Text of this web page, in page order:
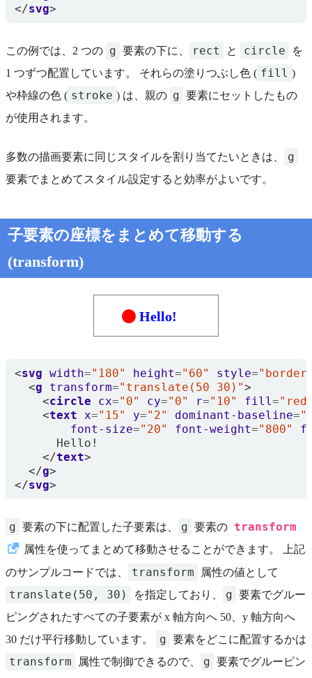
</svg>
この例では、2 つの g 要素の下に、 rect と circle
を
1 つずつ配置しています。 それらの塗りつぶし色 ( fill )
や枠線の色 ( stroke ) は、親の g 要素にセットしたもの
が使用されます。
多数の描画要素に同じスタイルを割り当てたいときは、 g
要素でまとめてスタイル設定すると効率がよいです。
子要素の座標をまとめて移動する
(transform)
Hello!
<svg width="180" height="60" style=
<g transform="translate(50 30)">
<circle cx="0" cy="0" r="10" fill =
<text x="15" y="2" dominant-baseline=
font-size="20" font-weight="800"
</text>
</g>
</svg>
g 要素の下に配置した子要素は、 g 要素の transform
属性を使ってまとめて移動させることができます。 上記
のサンプルコードでは、
transform 属性の値として
translate(50, 30) を指定しており、 g 要素でグルー
ピングされたすべての子要素が x 軸方向へ 50、y 軸方向へ
30 だけ平行移動しています。
g 要素をどこに配置するかは
transform 属性で制御できるので、 g 要素でグルーピン